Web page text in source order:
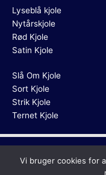
Lyseblå kjole
Nytårskjole
Rød Kjole
Satin Kjole
Slå Om Kjole
Sort Kjole
Strik Kjole
Ternet Kjole
Vi bruger cookies for